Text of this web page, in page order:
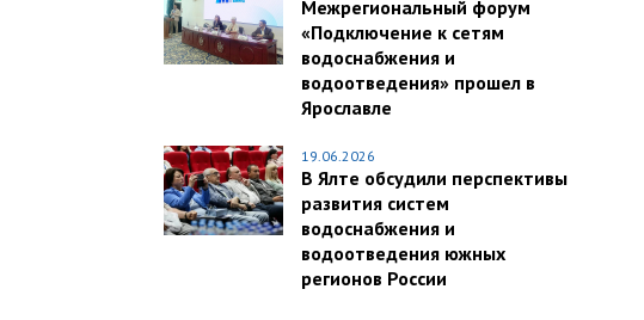
Межрегиональный форум
«Подключение к сетям
водоснабжения и
водоотведения» прошел в
Ярославле
19.06.2026
В Ялте обсудили перспективы
развития систем
водоснабжения и
водоотведения южных
регионов России